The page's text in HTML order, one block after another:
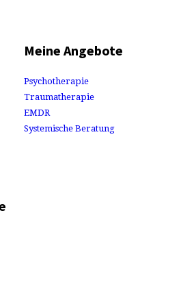
Meine Angebote
Psychotherapie
Traumatherapie
EMDR
Systemische Beratung